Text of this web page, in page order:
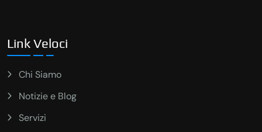
Link Veloci
Chi Siamo
Notizie e Blog
Servizi